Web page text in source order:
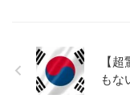
【
もな